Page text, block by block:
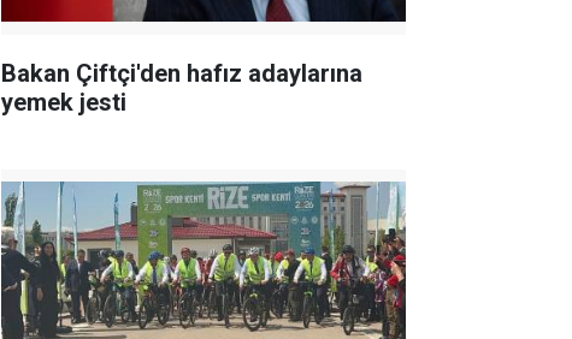
Bakan Çiftçi'den hafız adaylarına
yemek jesti